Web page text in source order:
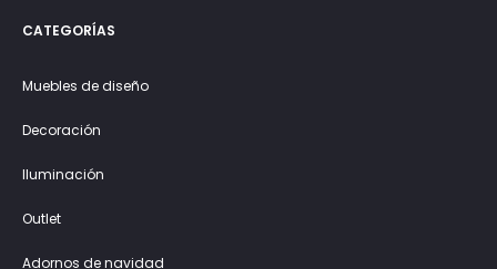
CATEGORÍAS
Muebles de diseño
Decoración
Iluminación
Outlet
Adornos de navidad